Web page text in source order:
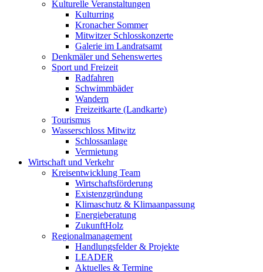
Kulturelle Veranstaltungen
Kulturring
Kronacher Sommer
Mitwitzer Schlosskonzerte
Galerie im Landratsamt
Denkmäler und Sehenswertes
Sport und Freizeit
Radfahren
Schwimmbäder
Wandern
Freizeitkarte (Landkarte)
Tourismus
Wasserschloss Mitwitz
Schlossanlage
Vermietung
Wirtschaft und Verkehr
Kreisentwicklung Team
Wirtschaftsförderung
Existenzgründung
Klimaschutz & Klimaanpassung
Energieberatung
ZukunftHolz
Regionalmanagement
Handlungsfelder & Projekte
LEADER
Aktuelles & Termine